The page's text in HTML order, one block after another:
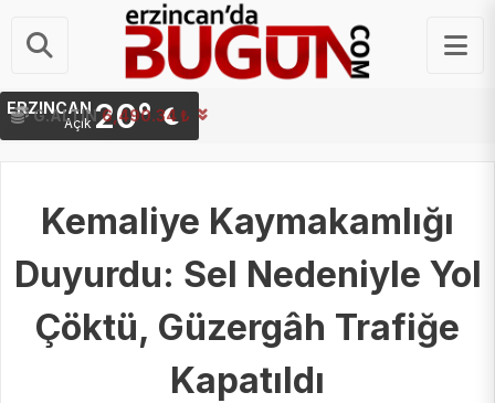
G.ALTIN 6,490.34 ₺
ERZINCAN
Açık 20°
Kemaliye Kaymakamlığı
Duyurdu: Sel Nedeniyle Yol
Çöktü, Güzergâh Trafiğe
Kapatıldı